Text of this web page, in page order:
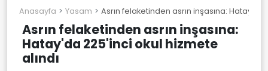
Anasayfa Yasam Asrın felaketinden asrın inşasına: Hatay'da
Asrın felaketinden asrın inşasına:
Hatay'da 225'inci okul hizmete
alındı